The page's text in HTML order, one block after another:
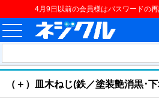
4月9日以前の会員様はパスワードの再
（＋）皿木ねじ(鉄／塗装艶消黒･